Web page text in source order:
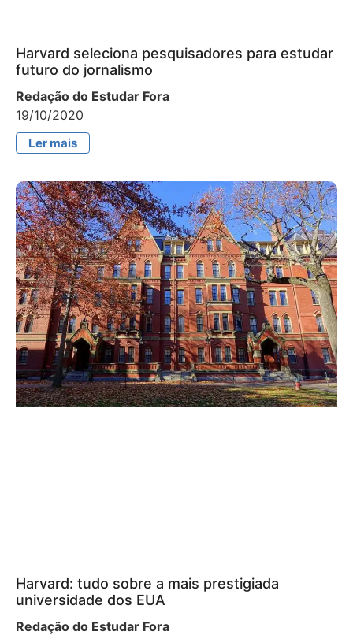
Harvard seleciona pesquisadores para estudar
futuro do jornalismo
Redação do Estudar Fora
19/10/2020
Ler mais
Harvard: tudo sobre a mais prestigiada
universidade dos EUA
Redação do Estudar Fora